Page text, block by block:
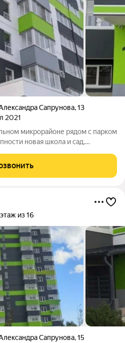
Сапрунова,13
2021
микрорайоне рядом с парком
новая школа и сад,
и гарантия от
из 16
Сапрунова,15